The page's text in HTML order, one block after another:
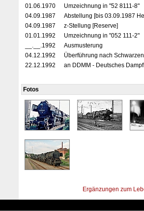
01.06.1970
Umzeichnung in "52 8111-8"
04.09.1987
Abstellung [bis 03.09.1987
04.09.1987
z-Stellung [Reserve]
01.01.1992
Umzeichnung in "052 111-2"
__.__.1992
Ausmusterung
04.12.1992
Überführung nach
22.12.1992
an DDMM - Deutsches
Fotos
Ergänzungen zum